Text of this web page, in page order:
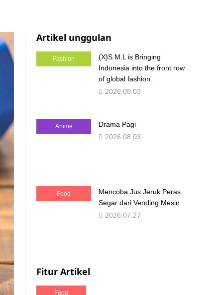
Artikel unggulan
Fashion
(X)S.M.L is Bringing
Indonesia into the front row
of global fashion.
2026.08.03
Anime
Drama Pagi
2026.08.03
Food
Mencoba Jus Jeruk Peras
Segar dari Vending Mesin
2026.07.27
Fitur Artikel
Food